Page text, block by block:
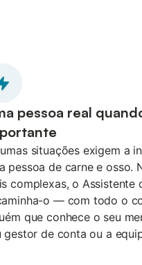
pessoa real
situações exigem a
pessoa de carne e osso.
complexas, o Assistente
o — com todo o
que conhece o seu
gestor de conta ou a